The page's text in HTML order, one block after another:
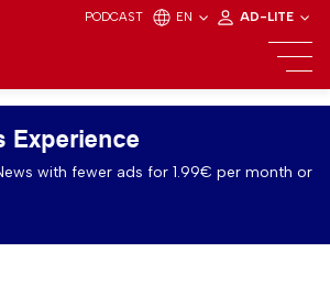
PODCAST EN AD-LITE
Experience
with fewer ads for 1.99€ per month or